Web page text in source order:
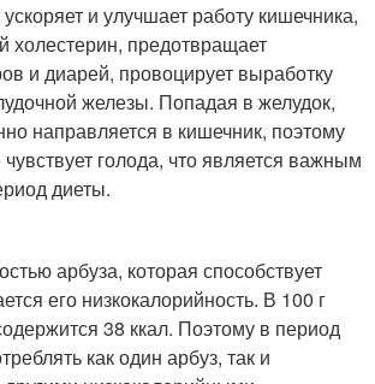
и улучшает работу кишечника,
холестерин, предотвращает
и диарей, провоцирует выработку
железы. Попадая в желудок,
направляется в кишечник, поэтому
голода, что является важным
диеты.
арбуза, которая способствует
его низкокалорийность. В 100 г
38 ккал. Поэтому в период
как один арбуз, так и